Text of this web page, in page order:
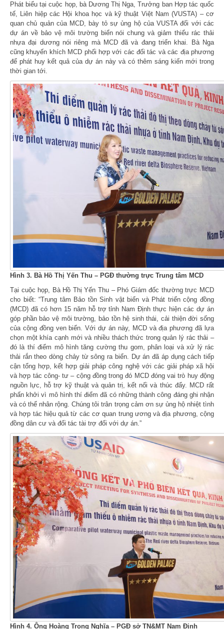
Phát biểu tại cuộc họp, bà Dương Thị Nga, Trưởng ban Hợp tác quốc
tế, Liên hiệp các Hội khoa học và kỹ thuật Việt Nam (VUSTA) – cơ
quan chủ quản của MCD, bày tỏ sự ủng hộ của VUSTA đối với các
dự án về bảo vệ môi trường biển nói chung và giảm thiểu rác thải
nhựa đại dương nói riêng mà MCD đã và đang triển khai. Bà Nga
cũng khuyến khích MCD phối hợp với các đối tác và các địa phương
để phát huy kết quả của dự án này và có thêm sáng kiến mới trong
thời gian tới.
Hình 3. Bà Hồ Thị Yến Thu – PGĐ thường trực Trung tâm MCD
Tại cuộc họp, Bà Hồ Thị Yến Thu – Phó Giám đốc thường trực MCD
cho biết: “Trung tâm Bảo tồn Sinh vật biển và Phát triển cộng đồng
(MCD) đã có hơn 15 năm hỗ trợ tỉnh Nam Định thực hiện các dự án
góp phần bảo vệ môi trường, bảo tồn hệ sinh thái, cải thiện đời sống
của cộng đồng ven biển. Với dự án này, MCD và địa phương đã lựa
chọn một khía cạnh mới và nhiều thách thức trong quản lý rác thải –
đó là thí điểm mô hình tăng cường thu gom, phân loại và xử lý rác
thải rắn theo dòng chảy từ sông ra biển. Dự án đã áp dụng cách tiếp
cận tổng hợp, kết hợp giải pháp công nghệ với các giải pháp xã hội
và hợp tác công- tư – cộng đồng trong đó MCD đóng vai trò huy động
nguồn lực, hỗ trợ kỹ thuật và quản trị, kết nối và thúc đẩy. MCD rất
phấn khởi vì mô hình thí điểm đã có những thành công đáng ghi nhận
và có thể nhân rộng. Chúng tôi trân trọng cảm ơn sự ủng hộ nhiệt tình
và hợp tác hiệu quả từ các cơ quan trung ương và địa phương, cộng
đồng dân cư và đối tác tài trợ đối với dự án.”
Hình 4. Ông Hoàng Trọng Nghĩa – PGĐ sở TN&MT Nam Định